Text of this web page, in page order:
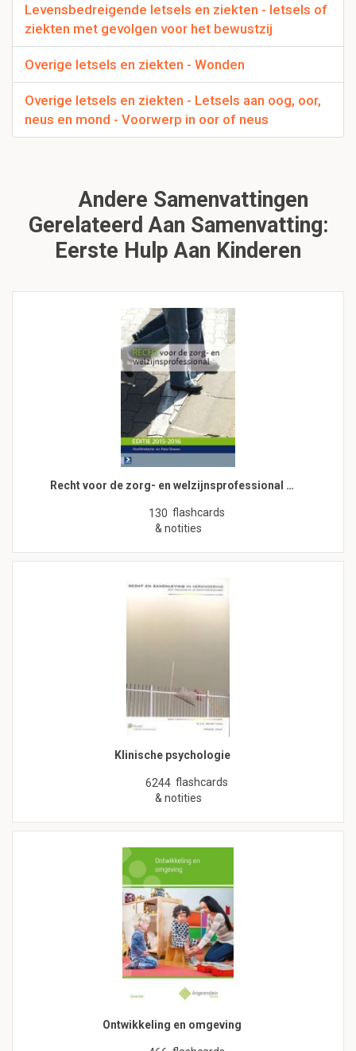
Levensbedreigende letsels en ziekten - letsels of
ziekten met gevolgen voor het bewustzij
Overige letsels en ziekten - Wonden
Overige letsels en ziekten - Letsels aan oog, oor,
neus en mond - Voorwerp in oor of neus
Andere Samenvattingen
Gerelateerd Aan Samenvatting:
Eerste Hulp Aan Kinderen
Recht voor de zorg- en welzijnsprofessional …
130 flashcards
& notities
Klinische psychologie
6244 flashcards
& notities
Ontwikkeling en omgeving